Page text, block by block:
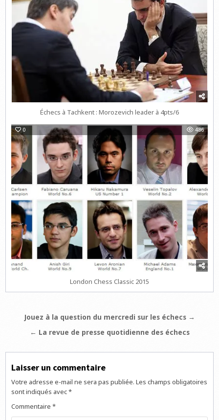
Échecs à Tachkent : Morozevich leader à 4pts/6
0 486
London Chess Classic 2015
Navigation
Jouez à la question du mercredi sur les échecs →
← La revue de presse quotidienne des échecs
Laisser un commentaire
Votre adresse e-mail ne sera pas publiée. Les champs obligatoires
sont indiqués avec*
Commentaire*